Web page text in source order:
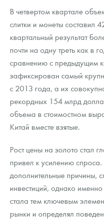
Гарри Поттер
Год Лошади
Флот: ледоколы и корабли
Жетоны "Необыкновенные
Ювелирные изделия
Русская нумизматика
Золотая карманная галерея
Наборы подарочных и
Книги по нумизматике
Условия возврата
Монеты
Политика конфиденциальности
Политика использования Cookies
Положение по обработке и
Письмо директору
В четвертом квартале
слитки и монеты составил
квартальный результат
почти на одну треть как в
сравнению с предыдущим
зафиксирован самый
с 2013 года, а их
рекордных 154 млрд
объема в стоимостном
Китай вместе взятые.
Рост цены на золото стал
привел к усилению
дополнительные причины,
инвестиций, однако
стала тем ключевым
рынки и определял